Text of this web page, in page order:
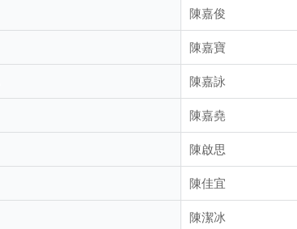
陳嘉俊
陳嘉寶
陳嘉詠
陳嘉堯
陳啟思
陳佳宜
陳潔冰